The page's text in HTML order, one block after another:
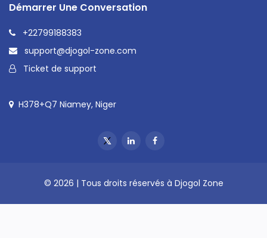
Démarrer Une Conversation
+22799188383
support@djogol-zone.com
Ticket de support
H378+Q7 Niamey, Niger
© 2026 | Tous droits réservés à Djogol Zone